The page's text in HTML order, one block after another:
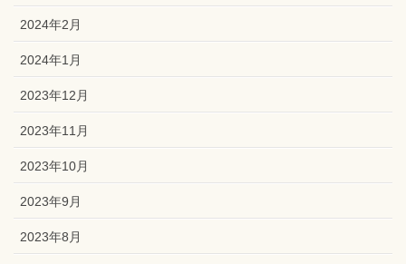
2024年2月
2024年1月
2023年12月
2023年11月
2023年10月
2023年9月
2023年8月